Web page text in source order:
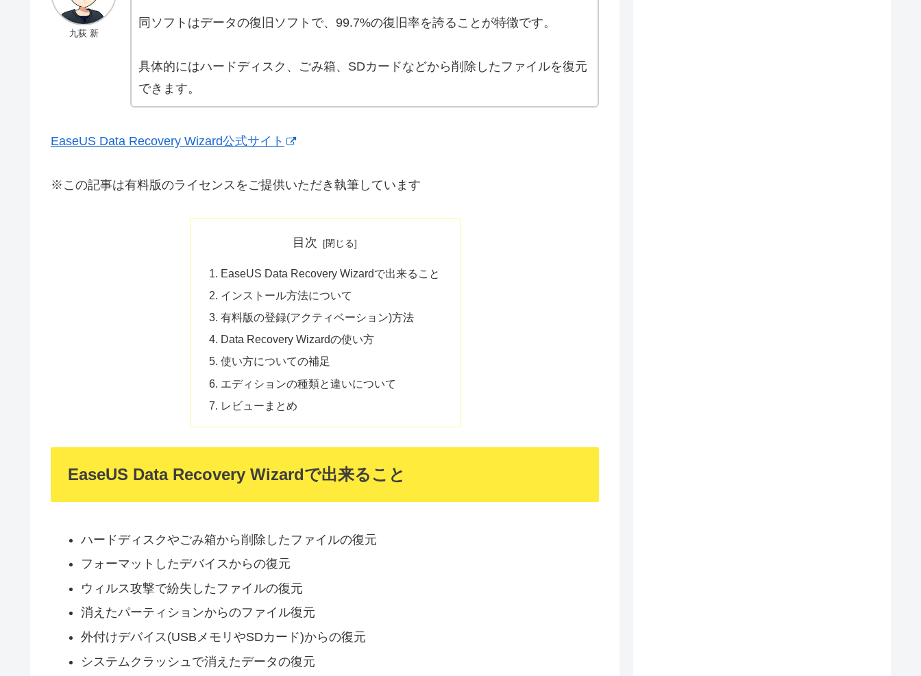
九荻 新
同ソフトはデータの復旧ソフトで、99.7%の復旧率を誇ることが特徴です。
具体的にはハードディスク、ごみ箱、SDカードなどから削除したファイルを復元
できます。
EaseUS Data Recovery Wizard公式サイト
※この記事は有料版のライセンスをご提供いただき執筆しています
目次
EaseUS Data Recovery Wizardで出来ること
インストール方法について
有料版の登録(アクティベーション)方法
Data Recovery Wizardの使い方
使い方についての補足
エディションの種類と違いについて
レビューまとめ
EaseUS Data Recovery Wizardで出来ること
ハードディスクやごみ箱から削除したファイルの復元
フォーマットしたデバイスからの復元
ウィルス攻撃で紛失したファイルの復元
消えたパーティションからのファイル復元
外付けデバイス(USBメモリやSDカード)からの復元
システムクラッシュで消えたデータの復元